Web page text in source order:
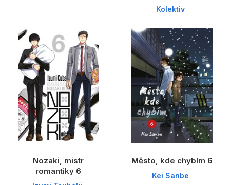
Kolektiv
Nozaki, mistr
romantiky 6
Město, kde chybím 6
Kei Sanbe